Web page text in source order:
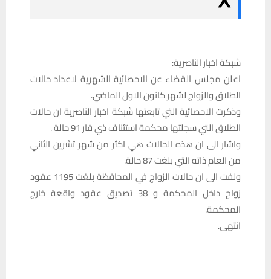
شبكة اخبار الناصرية:
اعلن مجلس القضاء عن الاحصائية الشهرية لاعداد حالات
الطلاق والزواج لشهر كانون الاول الماضي.
وذكرت الاحصائية التي تابعتها شبكة اخبار الناصرية ان حالات
الطلاق التي سجلتها محكمة استئناف ذي قار 91 حالة .
واشار الى ان هذه الحالات هي اكثر من شهر تشرين الثاني
من العام ذاته التي بلغت 87 حالة.
ولفت الى ان حالات الزواج في المحافظة بلغت 1195 عقود
زواج داخل المحكمة و 38 تصديق عقود واقعة خارج
المحكمة.
انتهى.